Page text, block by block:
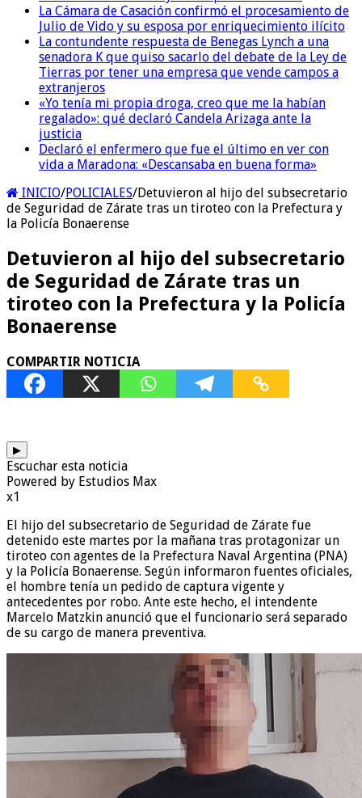
La Cámara de Casación confirmó el procesamiento de
Julio de Vido y su esposa por enriquecimiento ilícito
La contundente respuesta de Benegas Lynch a una
senadora K que quiso sacarlo del debate de la Ley de
Tierras por tener una empresa que vende campos a
extranjeros
«Yo tenía mi propia droga, creo que me la habían
regalado»: qué declaró Candela Arizaga ante la
justicia
Declaró el enfermero que fue el último en ver con
vida a Maradona: «Descansaba en buena forma»
INICIO/POLICIALES/Detuvieron al hijo del subsecretario
de Seguridad de Zárate tras un tiroteo con la Prefectura y
la Policía Bonaerense
Detuvieron al hijo del subsecretario
de Seguridad de Zárate tras un
tiroteo con la Prefectura y la Policía
Bonaerense
COMPARTIR NOTICIA
▶
Escuchar esta noticia
Powered by Estudios Max
x1
El hijo del subsecretario de Seguridad de Zárate fue
detenido este martes por la mañana tras protagonizar un
tiroteo con agentes de la Prefectura Naval Argentina (PNA)
y la Policía Bonaerense. Según informaron fuentes oficiales,
el hombre tenía un pedido de captura vigente y
antecedentes por robo. Ante este hecho, el intendente
Marcelo Matzkin anunció que el funcionario será separado
de su cargo de manera preventiva.